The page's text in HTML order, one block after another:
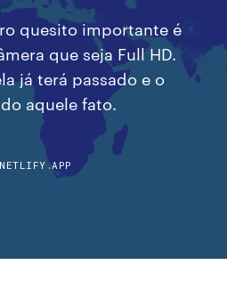
quesito importante é
que seja Full HD.
já terá passado e o
aquele fato.